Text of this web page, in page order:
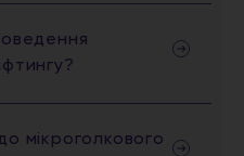
мікроголкового